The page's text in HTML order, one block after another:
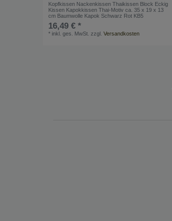
Kopfkissen Nackenkissen Thaikissen Block Eckig
Kissen Kapokkissen Thai-Motiv ca. 35 x 19 x 13
cm Baumwolle Kapok Schwarz Rot KB5
16,49 € *
* inkl. ges. MwSt. zzgl.Versandkosten